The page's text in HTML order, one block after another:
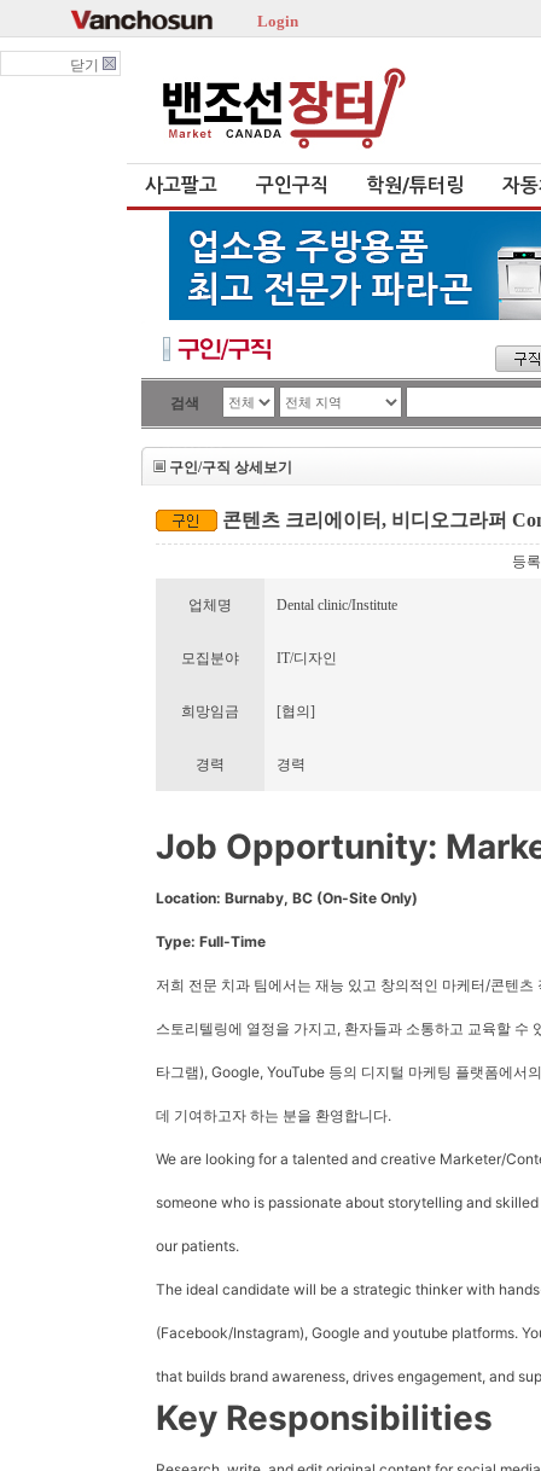
Login
닫기
사고팔고 구인구직 학원/튜터링 자
검색
구인/구직 상세보기
콘텐츠 크리에이터, 비디오그라퍼
등
업체명 Dental clinic/Institute
모집분야 IT/디자인
희망임금 [협의]
경력 경력
Job Opportunity:
Location: Burnaby, BC (On-Site Only)
Type: Full-Time
저희 전문 치과 팀에서는 재능 있고 창의적인 마케터/콘텐츠
스토리텔링에 열정을 가지고, 환자들과 소통하고 교육할
타그램), Google, YouTube 등의 디지털 마케팅 플랫폼에서
데 기여하고자 하는 분을 환영합니다.
We are looking for a talented and creative Marketer/
someone who is passionate about storytelling and
our patients.
The ideal candidate will be a strategic thinker with
(Facebook/Instagram), Google and youtube platforms.
that builds brand awareness, drives engagement, and
Key Responsibilities